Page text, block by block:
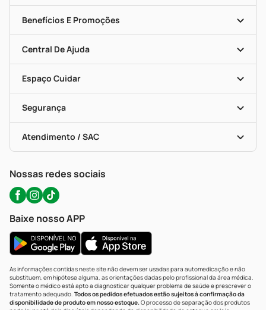
História
Nossas Lojas
Mapa De Categorias
Blog Da PP
Seja Uma Loja Parceira
Benefícios E Promoções
Clube PP
Convênios
Programa Popular Do Brasil
Encarte De Ofertas
Dermaclub
Descontos De Laboratório (PBM)
Cupons E Ofertas
Central De Ajuda
Entrega
Recompra Programada
Compras Com Receita
Alomed (tele-Entrega)
Formas De Pagamento
Troca E Devolução
Bulas De A A Z
Políticas De Marketplace
Espaço Cuidar
Vacinas
Serviços Farmacêuticos
Testes Rápidos
Autoteste Covid-19
Segurança
Certificado De Segurança
Portal Da Privacidade
Atendimento / SAC
WhatsApp (47) 9202-1687
Nossas redes sociais
Baixe nosso APP
As informações contidas neste site não devem ser usadas para automedicação e não
substituem, em hipótese alguma, as orientações dadas pelo profissional da área médica.
Somente o médico está apto a diagnosticar qualquer problema de saúde e prescrever o
tratamento adequado. Todos os pedidos efetuados estão sujeitos à confirmação da
disponibilidade de produto em nosso estoque.O processo de separação dos produtos